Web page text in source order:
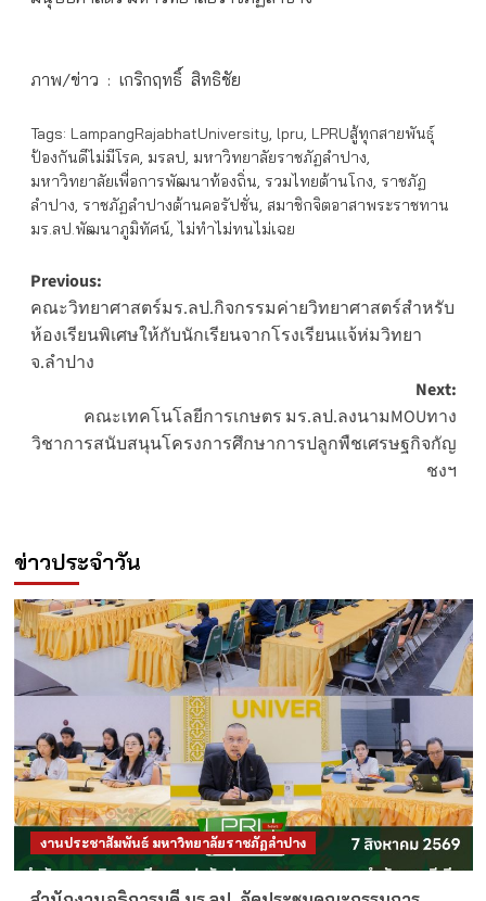
ภาพ/ข่าว : เกริกฤทธิ์ สิทธิชัย
Tags: LampangRajabhatUniversity, lpru, LPRUสู้ทุกสายพันธุ์
ป้องกันดีไม่มีโรค, มรลป, มหาวิทยาลัยราชภัฏลำปาง,
มหาวิทยาลัยเพื่อการพัฒนาท้องถิ่น, รวมไทยต้านโกง, ราชภัฏ
ลำปาง, ราชภัฏลำปางต้านคอรัปชั่น, สมาชิกจิตอาสาพระราชทาน
มร.ลป.พัฒนาภูมิทัศน์, ไม่ทำไม่ทนไม่เฉย
Post
navigation
Previous:
คณะวิทยาศาสตร์มร.ลป.กิจกรรมค่ายวิทยาศาสตร์สำหรับ
ห้องเรียนพิเศษให้กับนักเรียนจากโรงเรียนแจ้ห่มวิทยา
จ.ลำปาง
Next:
คณะเทคโนโลยีการเกษตร มร.ลป.ลงนามMOUทาง
วิชาการสนับสนุนโครงการศึกษาการปลูกพืชเศรษฐกิจกัญ
ชงฯ
ข่าวประจำวัน
งานประชาสัมพันธ์ มหาวิทยาลัยราชภัฏลำปาง